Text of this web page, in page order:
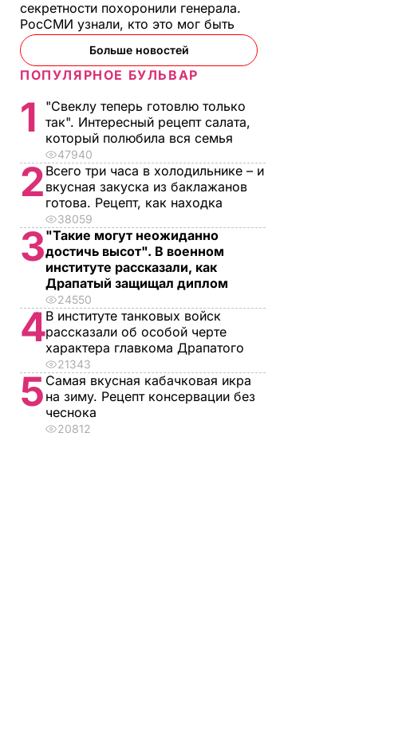
секретности похоронили генерала.
РосСМИ узнали, кто это мог быть
Больше новостей
ПОПУЛЯРНОЕ БУЛЬВАР
1
"Свеклу теперь готовлю только
так". Интересный рецепт салата,
который полюбила вся семья
47940
2 Всего три часа в холодильнике – и
вкусная закуска из баклажанов
готова. Рецепт, как находка
38059
3"Такие могут неожиданно
достичь высот". В военном
институте рассказали, как
Драпатый защищал диплом
24550
4В институте танковых войск
рассказали об особой черте
характера главкома Драпатого
21343
5 Самая вкусная кабачковая икра
на зиму. Рецепт консервации без
чеснока
20812